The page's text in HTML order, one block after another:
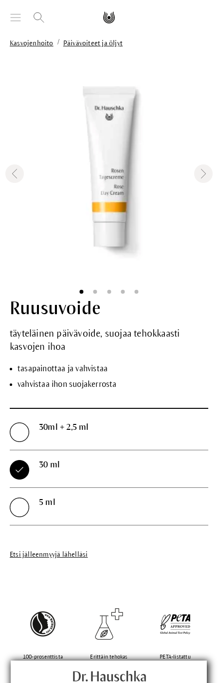
Kasvojenhoito / Päivävoiteet ja öljyt
Ruusuvoide
täyteläinen päivävoide, suojaa tehokkaasti
kasvojen ihoa
tasapainottaa ja vahvistaa
vahvistaa ihon suojakerrosta
30ml + 2,5 ml
30 ml
5 ml
Etsi jälleenmyyjä lähelläsi
100-prosenttista
Erittäin tehokas PETA-listattu